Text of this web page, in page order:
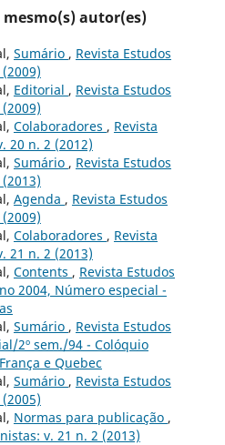
autor(es)
Sumário , Revista Estudos
Editorial , Revista Estudos
Colaboradores , Revista
20 n. 2 (2012)
Sumário , Revista Estudos
Agenda , Revista Estudos
Colaboradores , Revista
21 n. 2 (2013)
Contents , Revista Estudos
2004, Número especial -
Sumário , Revista Estudos
2º sem./94 - Colóquio
e Quebec
Sumário , Revista Estudos
Normas para publicação ,
v. 21 n. 2 (2013)